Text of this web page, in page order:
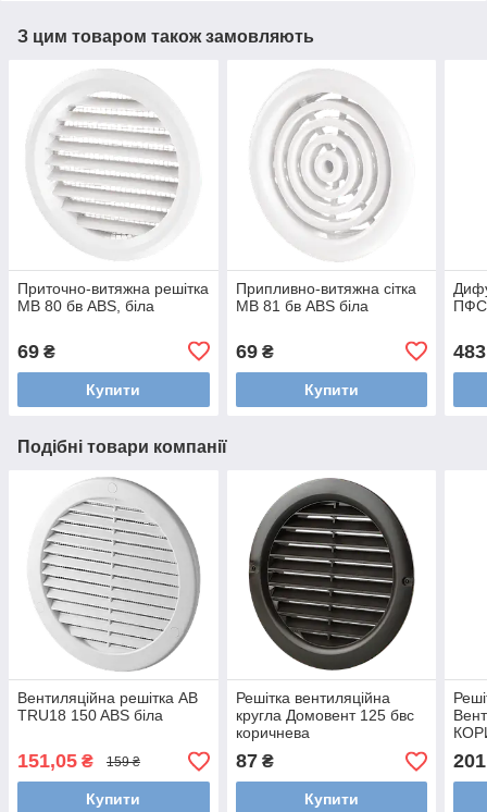
З цим товаром також замовляють
Приточно-витяжна решітка
МВ 80 бв ABS, біла
69 ₴
Купити
Припливно-витяжна сітка
МВ 81 бв ABS біла
69₴
Купити
483
Подібні товари компанії
Вентиляційна решітка AB
TRU18 150 ABS біла
151,05 ₴ 159 ₴
Купити
Решітка вентиляційна
кругла Домовент 125 бвс
коричнева
87₴
Купити
201